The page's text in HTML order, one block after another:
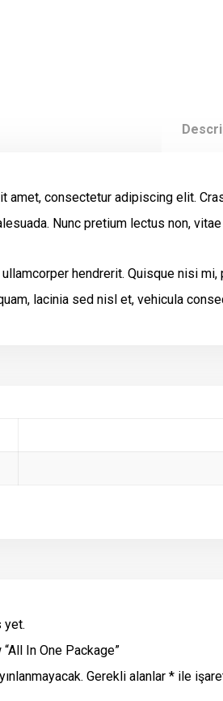
amet, consectetur adipiscing elit.
Nunc pretium lectus non,
hendrerit. Quisque nisi
lacinia sed nisl et, vehicula
yet.
In One Package”
Gerekli alanlar *ile